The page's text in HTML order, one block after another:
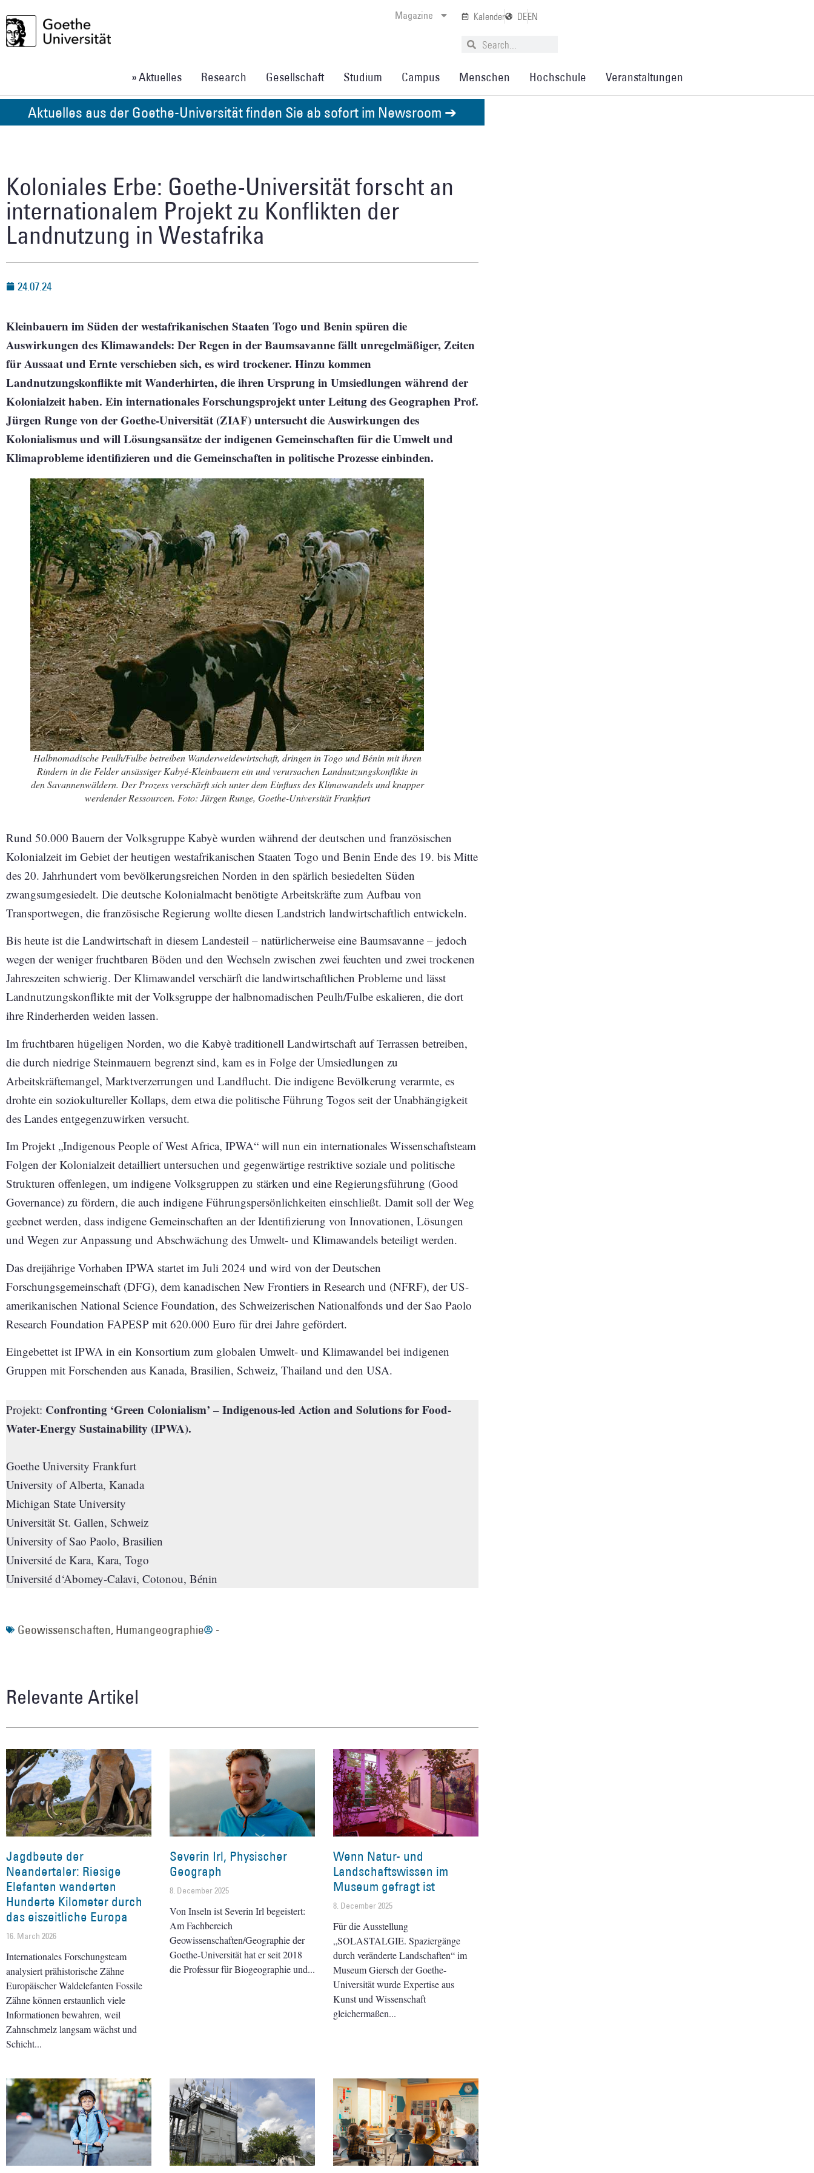
Magazine Kalender DEEN
» Aktuelles Research Gesellschaft Studium Campus Menschen Hochschule Veranstaltungen
Aktuelles aus der Goethe-Universität finden Sie ab sofort im Newsroom ➔
Koloniales Erbe: Goethe-Universität forscht an
internationalem Projekt zu Konflikten der
Landnutzung in Westafrika
24.07.24
Kleinbauern im Süden der westafrikanischen Staaten Togo und Benin spüren die
Auswirkungen des Klimawandels: Der Regen in der Baumsavanne fällt unregelmäßiger, Zeiten
für Aussaat und Ernte verschieben sich, es wird trockener. Hinzu kommen
Landnutzungskonflikte mit Wanderhirten, die ihren Ursprung in Umsiedlungen während der
Kolonialzeit haben. Ein internationales Forschungsprojekt unter Leitung des Geographen Prof.
Jürgen Runge von der Goethe-Universität (ZIAF) untersucht die Auswirkungen des
Kolonialismus und will Lösungsansätze der indigenen Gemeinschaften für die Umwelt und
Klimaprobleme identifizieren und die Gemeinschaften in politische Prozesse einbinden.
Halbnomadische Peulh/Fulbe betreiben Wanderweidewirtschaft, dringen in Togo und Bénin mit ihren
Rindern in die Felder ansässiger Kabyé-Kleinbauern ein und verursachen Landnutzungskonflikte in
den Savannenwäldern. Der Prozess verschärft sich unter dem Einfluss des Klimawandels und knapper
werdender Ressourcen. Foto: Jürgen Runge, Goethe-Universität Frankfurt
Rund 50.000 Bauern der Volksgruppe Kabyè wurden während der deutschen und französischen
Kolonialzeit im Gebiet der heutigen westafrikanischen Staaten Togo und Benin Ende des 19. bis Mitte
des 20. Jahrhundert vom bevölkerungsreichen Norden in den spärlich besiedelten Süden
zwangsumgesiedelt. Die deutsche Kolonialmacht benötigte Arbeitskräfte zum Aufbau von
Transportwegen, die französische Regierung wollte diesen Landstrich landwirtschaftlich entwickeln.
Bis heute ist die Landwirtschaft in diesem Landesteil – natürlicherweise eine Baumsavanne – jedoch
wegen der weniger fruchtbaren Böden und den Wechseln zwischen zwei feuchten und zwei trockenen
Jahreszeiten schwierig. Der Klimawandel verschärft die landwirtschaftlichen Probleme und lässt
Landnutzungskonflikte mit der Volksgruppe der halbnomadischen Peulh/Fulbe eskalieren, die dort
ihre Rinderherden weiden lassen.
Im fruchtbaren hügeligen Norden, wo die Kabyè traditionell Landwirtschaft auf Terrassen betreiben,
die durch niedrige Steinmauern begrenzt sind, kam es in Folge der Umsiedlungen zu
Arbeitskräftemangel, Marktverzerrungen und Landflucht. Die indigene Bevölkerung verarmte, es
drohte ein soziokultureller Kollaps, dem etwa die politische Führung Togos seit der Unabhängigkeit
des Landes entgegenzuwirken versucht.
Im Projekt „Indigenous People of West Africa, IPWA“ will nun ein internationales Wissenschaftsteam
Folgen der Kolonialzeit detailliert untersuchen und gegenwärtige restriktive soziale und politische
Strukturen offenlegen, um indigene Volksgruppen zu stärken und eine Regierungsführung (Good
Governance) zu fördern, die auch indigene Führungspersönlichkeiten einschließt. Damit soll der Weg
geebnet werden, dass indigene Gemeinschaften an der Identifizierung von Innovationen, Lösungen
und Wegen zur Anpassung und Abschwächung des Umwelt- und Klimawandels beteiligt werden.
Das dreijährige Vorhaben IPWA startet im Juli 2024 und wird von der Deutschen
Forschungsgemeinschaft (DFG), dem kanadischen New Frontiers in Research und (NFRF), der US-
amerikanischen National Science Foundation, des Schweizerischen Nationalfonds und der Sao Paolo
Research Foundation FAPESP mit 620.000 Euro für drei Jahre gefördert.
Eingebettet ist IPWA in ein Konsortium zum globalen Umwelt- und Klimawandel bei indigenen
Gruppen mit Forschenden aus Kanada, Brasilien, Schweiz, Thailand und den USA.
Projekt: Confronting ‘Green Colonialism’ – Indigenous-led Action and Solutions for Food-
Water-Energy Sustainability (IPWA).
Goethe University Frankfurt
University of Alberta, Kanada
Michigan State University
Universität St. Gallen, Schweiz
University of Sao Paolo, Brasilien
Université de Kara, Kara, Togo
Université d‘Abomey-Calavi, Cotonou, Bénin
Geowissenschaften, Humangeographie -
Relevante Artikel
Jagdbeute der
Neandertaler: Riesige
Elefanten wanderten
Hunderte Kilometer durch
das eiszeitliche Europa
16. March 2026
Internationales Forschungsteam
analysiert prähistorische Zähne
Europäischer Waldelefanten Fossile
Zähne können erstaunlich viele
Informationen bewahren, weil
Zahnschmelz langsam wächst und
Schicht
Severin Irl, Physischer
Geograph
8. December 2025
Von Inseln ist Severin Irl begeistert:
Am Fachbereich
Geowissenschaften/Geographie der
Goethe-Universität hat er seit 2018
die Professur für Biogeographie und
Wenn Natur- und
Landschaftswissen im
Museum gefragt ist
8. December 2025
Für die Ausstellung
„SOLASTALGIE. Spaziergänge
durch veränderte Landschaften“ im
Museum Giersch der Goethe-
Universität wurde Expertise aus
Kunst und Wissenschaft
gleichermaßen